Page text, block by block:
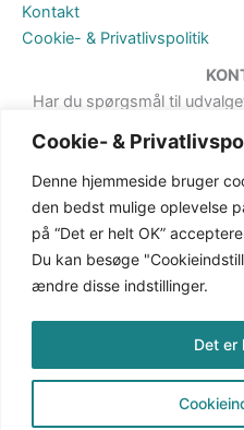
Cookie- &
Denne hjemmeside bruger
den bedst mulige oplevelse
på “Det er helt OK”
Du kan besøge
ændre disse indstillinger.
Det er
Kontakt
Cookie- & Privatlivspolitik
Har du spørgsmål til
kan du gøre via